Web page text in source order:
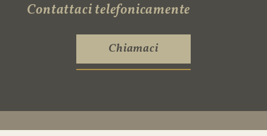
Contattaci telefonicamente
Chiamaci